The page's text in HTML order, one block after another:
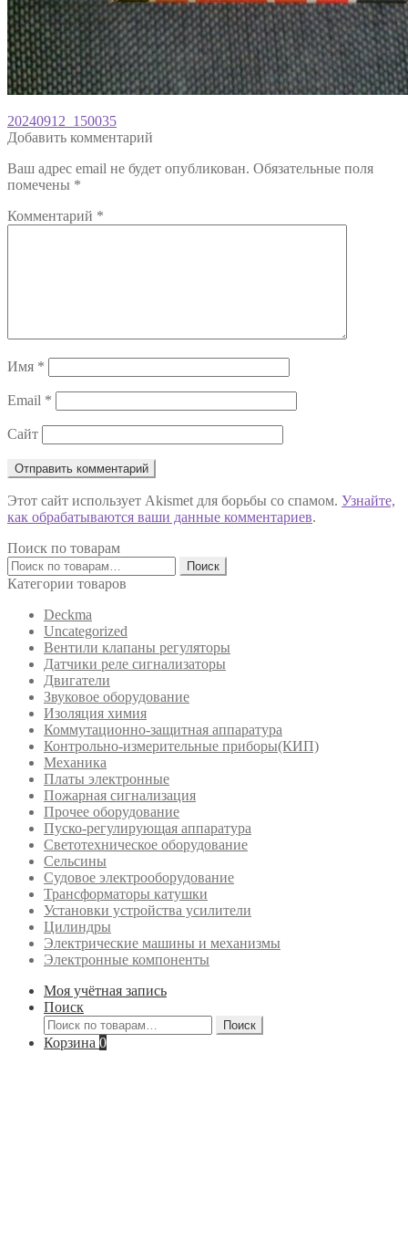
Навигация
по
записям
Предыдущая
запись:
20240912_150035
Добавить комментарий
Ваш адрес email не будет опубликован. Обязательные поля
помечены *
Комментарий *
Имя *
Email *
Сайт
Этот сайт использует Akismet для борьбы со спамом. Узнайте,
как обрабатываются ваши данные комментариев.
Поиск по товарам
Искать:
Поиск
Категории товаров
Deckma
Uncategorized
Вентили клапаны регуляторы
Датчики реле сигнализаторы
Двигатели
Звуковое оборудование
Изоляция химия
Коммутационно-защитная аппаратура
Контрольно-измерительные приборы(КИП)
Механика
Платы электронные
Пожарная сигнализация
Прочее оборудование
Пуско-регулирующая аппаратура
Светотехническое оборудование
Сельсины
Судовое электрооборудование
Трансформаторы катушки
Установки устройства усилители
Цилиндры
Электрические машины и механизмы
Электронные компоненты
Моя учётная запись
Поиск
Искать:
Поиск
Корзина 0